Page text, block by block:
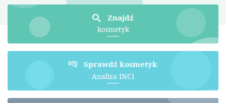
Znajdź
kosmetyk
Sprawdź kosmetyk
Analiza INCI